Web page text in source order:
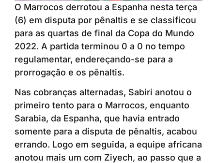
O Marrocos derrotou a Espanha nesta terça
(6) em disputa por pênaltis e se classificou
para as quartas de final da Copa do Mundo
2022. A partida terminou 0 a 0 no tempo
regulamentar, endereçando-se para a
prorrogação e os pênaltis.
Nas cobranças alternadas, Sabiri anotou o
primeiro tento para o Marrocos, enquanto
Sarabia, da Espanha, que havia entrado
somente para a disputa de pênaltis, acabou
errando. Logo em seguida, a equipe africana
anotou mais um com Ziyech, ao passo que a